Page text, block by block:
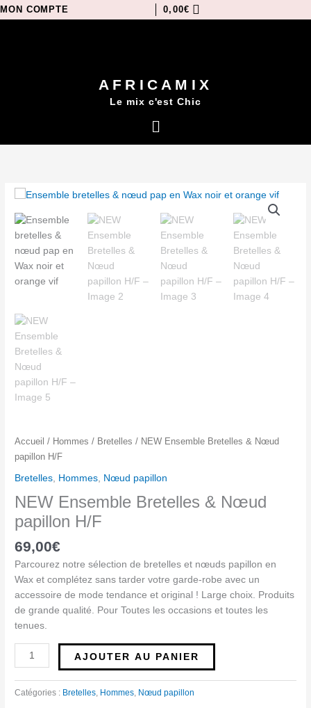
Aller
au
MON COMPTE 0,00€
AFRICAMIX
Le mix c'est Chic
Menu
Accueil / Hommes / Bretelles / NEW Ensemble Bretelles & Nœud
papillon H/F
Bretelles Hommes Nœud papillon
NEW Ensemble Bretelles & Nœud
papillon H/F
69,00€
Parcourez notre sélection de bretelles et nœuds papillon en
Wax et complétez sans tarder votre garde-robe avec un
accessoire de mode tendance et original ! Large choix. Produits
de grande qualité. Pour Toutes les occasions et toutes les
tenues.
quantité
NEW
Ensemble
Bretelles
&
Nœud
H/F
AJOUTER AU PANIER
Catégories : Bretelles, Hommes, Nœud papillon